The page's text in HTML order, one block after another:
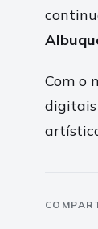
Com o
digitais